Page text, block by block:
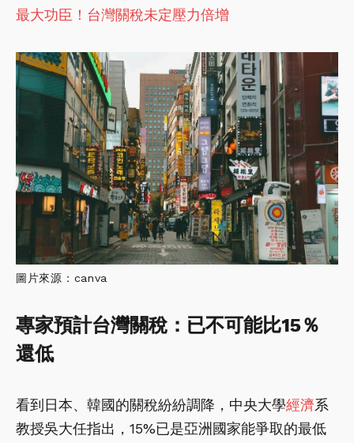
最大功臣！台灣關稅未定壓力倍增
圖片來源：canva
專家預計台灣關稅：已不可能比15％
還低
看到日本、韓國的關稅紛紛調降，中央大學經濟系
教授吳大任指出，15%已是亞洲國家能爭取的最低